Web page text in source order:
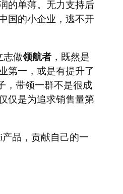
的单薄。无力支持后
国的小企业，逃不开
志做领航者 ，既然是
第一，或是有提升了
，带领一群不是很成
仅是为追求销售量第
品，贡献自己的一